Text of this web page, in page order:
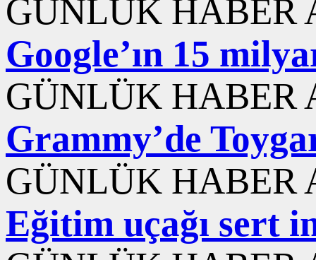
GÜNLÜK HABER
Google’ın 15
GÜNLÜK HABER
Grammy’de
GÜNLÜK HABER
Eğitim uçağı sert